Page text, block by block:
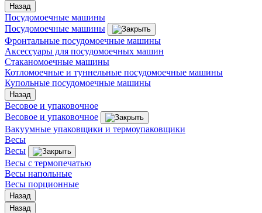
Назад
Посудомоечные машины
Посудомоечные машины
Фронтальные посудомоечные машины
Аксессуары для посудомоечных машин
Стаканомоечные машины
Котломоечные и туннельные посудомоечные машины
Купольные посудомоечные машины
Назад
Весовое и упаковочное
Весовое и упаковочное
Вакуумные упаковщики и термоупаковщики
Весы
Весы
Весы с термопечатью
Весы напольные
Весы порционные
Назад
Назад